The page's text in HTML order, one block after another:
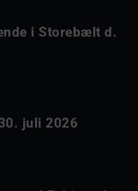
i Storebælt d.
juli 2026